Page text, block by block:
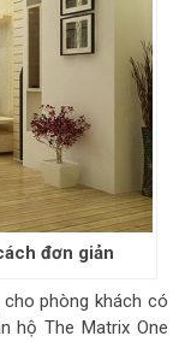
đơn giản
phòng khách có
hộ The Matrix One